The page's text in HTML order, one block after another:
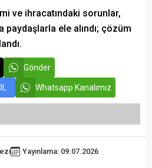
ve ihracatındaki sorunlar,
ele alındı; çözüm
Gönder
Whatsapp Kanalımız
Yayınlama: 09.07.2026